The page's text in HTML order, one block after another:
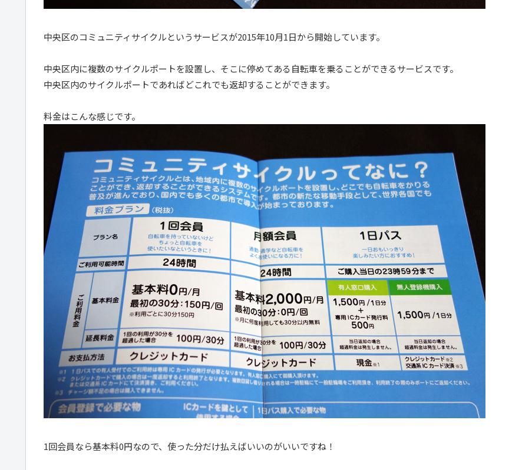
中央区のコミュニティサイクルというサービスが2015年10月1日から開始しています。
中央区内に複数のサイクルポートを設置し、そこに停めてある自転車を乗ることができるサービスです。
中央区内のサイクルポートであればどこれでも返却することができます。
料金はこんな感じです。
1回会員なら基本料0円なので、使った分だけ払えばいいのがいいですね！